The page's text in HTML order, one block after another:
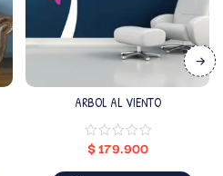
ARBOL AL VIENTO
$179.900